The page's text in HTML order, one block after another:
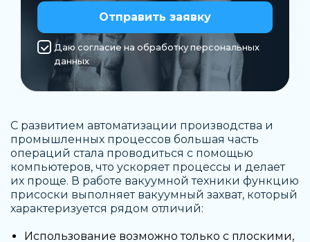
Отправить заявку
Даю согласие на обработку персональных
данных
С развитием автоматизации производства и
промышленных процессов большая часть
операций стала проводиться с помощью
компьютеров, что ускоряет процессы и делает
их проще. В работе вакуумной техники функцию
присоски выполняет вакуумный захват, который
характеризуется рядом отличий:
Использование возможно только с плоскими,